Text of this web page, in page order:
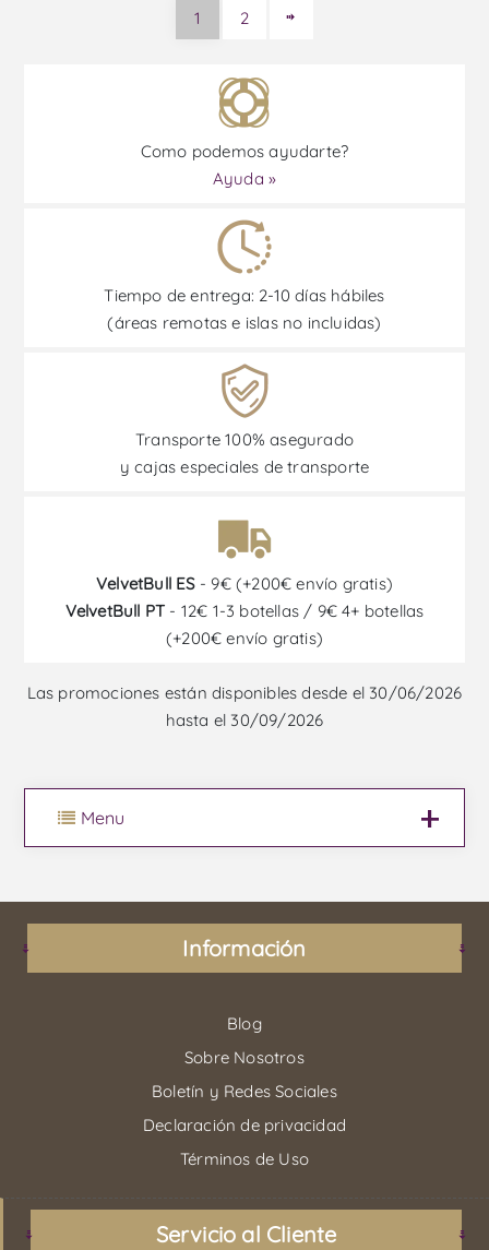
1 2
Como podemos ayudarte?
Ayuda »
Tiempo de entrega: 2-10 días hábiles
(áreas remotas e islas no incluidas)
Transporte 100% asegurado
y cajas especiales de transporte
VelvetBull ES- 9€ (+200€ envío gratis)
VelvetBull PT - 12€ 1-3 botellas / 9€ 4+ botellas
(+200€ envío gratis)
Las promociones están disponibles desde el 30/06/2026
hasta el 30/09/2026
Menu
Información
Blog
Sobre Nosotros
Boletín y Redes Sociales
Declaración de privacidad
Términos de Uso
Servicio al Cliente